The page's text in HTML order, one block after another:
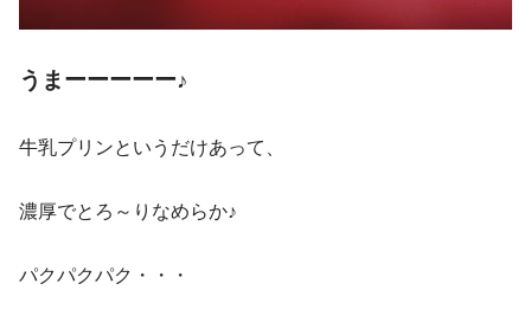
うまーーーーー♪
牛乳プリンというだけあって、
濃厚でとろ～りなめらか♪
パクパクパク・・・